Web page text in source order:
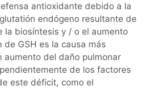
antioxidante debido a la
endógeno resultante de
la biosíntesis y / o el aumento
de GSH es la causa más
aumento del daño pulmonar
de los factores
este déficit, como el